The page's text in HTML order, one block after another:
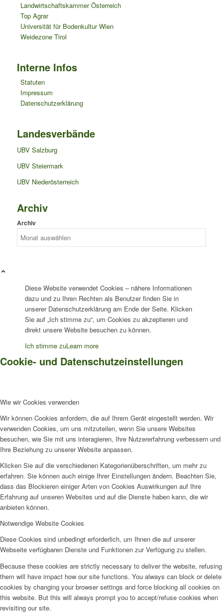
Landwirtschaftskammer Österreich
Top Agrar
Universität für Bodenkultur Wien
Weidezone Tirol
Interne Infos
Statuten
Impressum
Datenschutzerklärung
Landesverbände
UBV Salzburg
UBV Steiermark
UBV Niederösterreich
Archiv
Archiv
Diese Website verwendet Cookies – nähere Informationen
dazu und zu Ihren Rechten als Benutzer finden Sie in
unserer Datenschutzerklärung am Ende der Seite. Klicken
Sie auf „Ich stimme zu“, um Cookies zu akzeptieren und
direkt unsere Website besuchen zu können.
Ich stimme zuLearn more
Cookie- und Datenschutzeinstellungen
Wie wir Cookies verwenden
Wir können Cookies anfordern, die auf Ihrem Gerät eingestellt werden. Wir
verwenden Cookies, um uns mitzuteilen, wenn Sie unsere Websites
besuchen, wie Sie mit uns interagieren, Ihre Nutzererfahrung verbessern und
Ihre Beziehung zu unserer Website anpassen.
Klicken Sie auf die verschiedenen Kategorienüberschriften, um mehr zu
erfahren. Sie können auch einige Ihrer Einstellungen ändern. Beachten Sie,
dass das Blockieren einiger Arten von Cookies Auswirkungen auf Ihre
Erfahrung auf unseren Websites und auf die Dienste haben kann, die wir
anbieten können.
Notwendige Website Cookies
Diese Cookies sind unbedingt erforderlich, um Ihnen die auf unserer
Webseite verfügbaren Dienste und Funktionen zur Verfügung zu stellen.
Because these cookies are strictly necessary to deliver the website, refusing
them will have impact how our site functions. You always can block or delete
cookies by changing your browser settings and force blocking all cookies on
this website. But this will always prompt you to accept/refuse cookies when
revisiting our site.